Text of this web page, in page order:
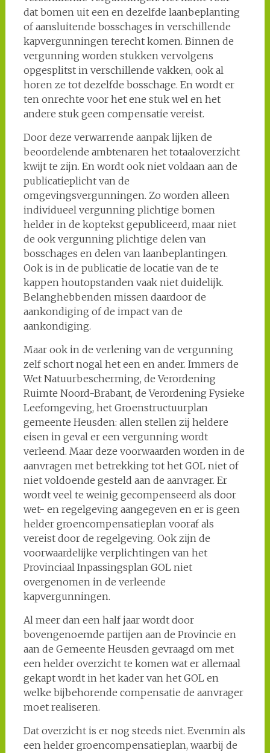
dat bomen uit een en dezelfde laanbeplanting
of aansluitende bosschages in verschillende
kapvergunningen terecht komen. Binnen de
vergunning worden stukken vervolgens
opgesplitst in verschillende vakken, ook al
horen ze tot dezelfde bosschage. En wordt er
ten onrechte voor het ene stuk wel en het
andere stuk geen compensatie vereist.
Door deze verwarrende aanpak lijken de
beoordelende ambtenaren het totaaloverzicht
kwijt te zijn. En wordt ook niet voldaan aan de
publicatieplicht van de
omgevingsvergunningen. Zo worden alleen
individueel vergunning plichtige bomen
helder in de koptekst gepubliceerd, maar niet
de ook vergunning plichtige delen van
bosschages en delen van laanbeplantingen.
Ook is in de publicatie de locatie van de te
kappen houtopstanden vaak niet duidelijk.
Belanghebbenden missen daardoor de
aankondiging of de impact van de
aankondiging.
Maar ook in de verlening van de vergunning
zelf schort nogal het een en ander. Immers de
Wet Natuurbescherming, de Verordening
Ruimte Noord-Brabant, de Verordening Fysieke
Leefomgeving, het Groenstructuurplan
gemeente Heusden: allen stellen zij heldere
eisen in geval er een vergunning wordt
verleend. Maar deze voorwaarden worden in de
aanvragen met betrekking tot het GOL niet of
niet voldoende gesteld aan de aanvrager. Er
wordt veel te weinig gecompenseerd als door
wet- en regelgeving aangegeven en er is geen
helder groencompensatieplan vooraf als
vereist door de regelgeving. Ook zijn de
voorwaardelijke verplichtingen van het
Provinciaal Inpassingsplan GOL niet
overgenomen in de verleende
kapvergunningen.
Al meer dan een half jaar wordt door
bovengenoemde partijen aan de Provincie en
aan de Gemeente Heusden gevraagd om met
een helder overzicht te komen wat er allemaal
gekapt wordt in het kader van het GOL en
welke bijbehorende compensatie de aanvrager
moet realiseren.
Dat overzicht is er nog steeds niet. Evenmin als
een helder groencompensatieplan, waarbij de